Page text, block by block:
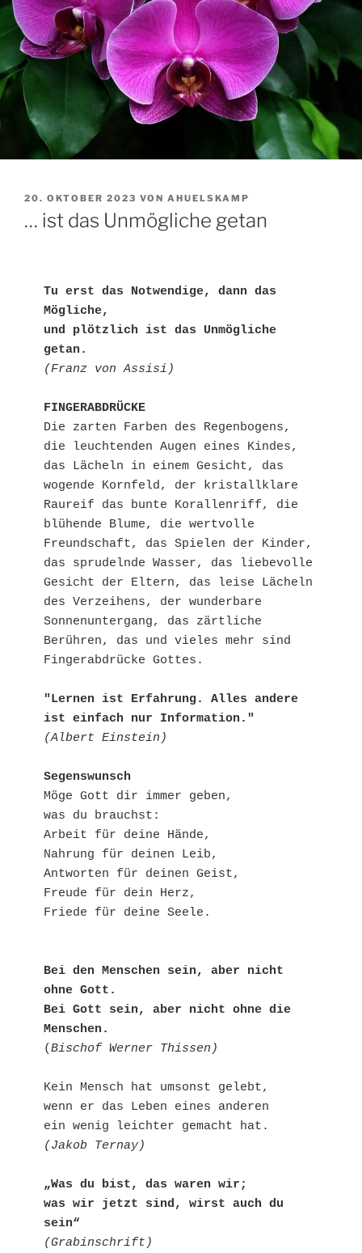
VERÖFFENTLICHT
20. OKTOBER 2023 VON AHUELSKAMP
… ist das Unmögliche getan
Tu erst das Notwendige, dann das
Mögliche,
und plötzlich ist das Unmögliche
getan.
(Franz von Assisi)
FINGERABDRÜCKE
Die zarten Farben des Regenbogens,
die leuchtenden Augen eines Kindes,
das Lächeln in einem Gesicht, das
wogende Kornfeld, der kristallklare
Raureif das bunte Korallenriff, die
blühende Blume, die wertvolle
Freundschaft, das Spielen der Kinder,
das sprudelnde Wasser, das liebevolle
Gesicht der Eltern, das leise Lächeln
des Verzeihens, der wunderbare
Sonnenuntergang, das zärtliche
Berühren, das und vieles mehr sind
Fingerabdrücke Gottes.
"Lernen ist Erfahrung. Alles andere
ist einfach nur Information."
(Albert Einstein)
Segenswunsch
Möge Gott dir immer geben,
was du brauchst:
Arbeit für deine Hände,
Nahrung für deinen Leib,
Antworten für deinen Geist,
Freude für dein Herz,
Friede für deine Seele.
Bei den Menschen sein, aber nicht
ohne Gott.
Bei Gott sein, aber nicht ohne die
Menschen.
(Bischof Werner Thissen)
Kein Mensch hat umsonst gelebt,
wenn er das Leben eines anderen
(Jakob Ternay)
„Was du bist, das waren wir;
was wir jetzt sind, wirst auch du
sein“
(Grabinschrift)